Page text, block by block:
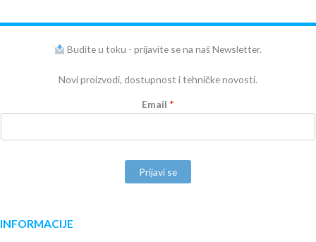
Budite u toku - prijavite se na naš Newsletter.
Novi proizvodi, dostupnost i tehničke novosti.
Email *
Prijavi se
INFORMACIJE